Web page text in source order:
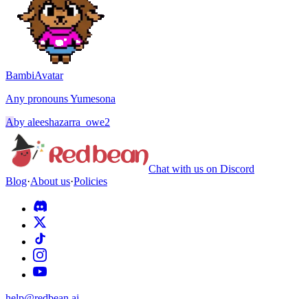
BambiAvatar
Any pronouns Yumesona
Aby aleeshazarra_owe2
Chat with us on Discord
Blog·About us·Policies